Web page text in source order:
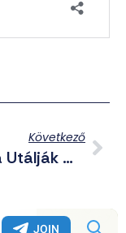
Következő
Annyira Utálják Madurót Venezuelában, Hogy Meglincselnék Az Amerikaiakat